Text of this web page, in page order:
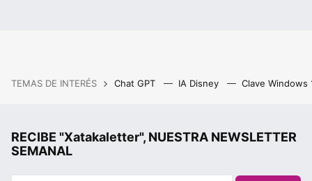
TEMAS DE INTERÉS Chat GPT IA Disney Clave Windows
RECIBE "Xatakaletter", NUESTRA NEWSLETTER
SEMANAL